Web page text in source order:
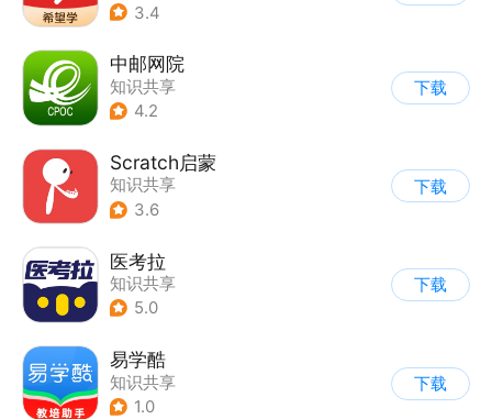
3.4
中邮网院
知识共享
4.2
下载
Scratch启蒙
知识共享
3.6
下载
医考拉
知识共享
5.0
下载
易学酷
知识共享
1.0
下载